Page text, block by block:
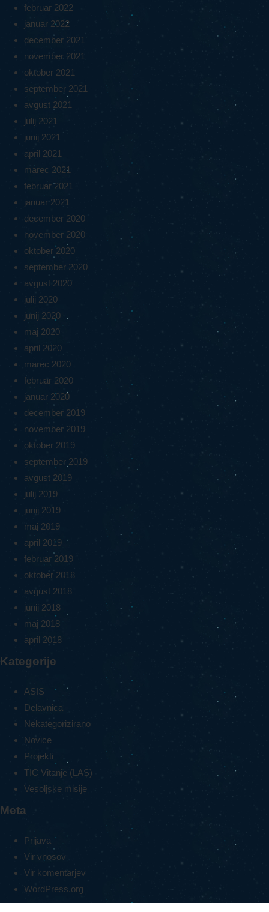
februar 2022
januar 2022
december 2021
november 2021
oktober 2021
september 2021
avgust 2021
julij 2021
junij 2021
april 2021
marec 2021
februar 2021
januar 2021
december 2020
november 2020
oktober 2020
september 2020
avgust 2020
julij 2020
junij 2020
maj 2020
april 2020
marec 2020
februar 2020
januar 2020
december 2019
november 2019
oktober 2019
september 2019
avgust 2019
julij 2019
junij 2019
maj 2019
april 2019
februar 2019
oktober 2018
avgust 2018
junij 2018
maj 2018
april 2018
Kategorije
ASIS
Delavnica
Nekategorizirano
Novice
Projekti
TIC Vitanje (LAS)
Vesoljske misije
Meta
Prijava
Vir vnosov
Vir komentarjev
WordPress.org